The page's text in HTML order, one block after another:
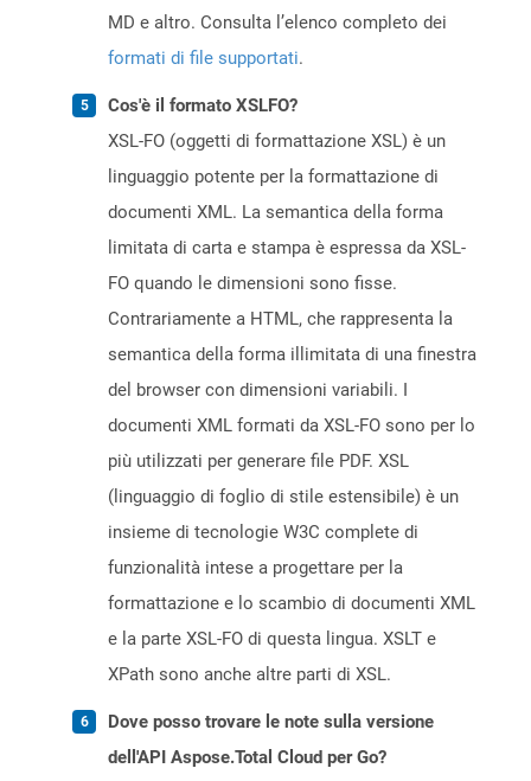
MD e altro. Consulta l’elenco completo dei
formati di file supportati.
Cos'è il formato XSLFO?
XSL-FO (oggetti di formattazione XSL) è un
linguaggio potente per la formattazione di
documenti XML. La semantica della forma
limitata di carta e stampa è espressa da XSL-
FO quando le dimensioni sono fisse.
Contrariamente a HTML, che rappresenta la
semantica della forma illimitata di una finestra
del browser con dimensioni variabili. I
documenti XML formati da XSL-FO sono per lo
più utilizzati per generare file PDF. XSL
(linguaggio di foglio di stile estensibile) è un
insieme di tecnologie W3C complete di
funzionalità intese a progettare per la
formattazione e lo scambio di documenti XML
e la parte XSL-FO di questa lingua. XSLT e
XPath sono anche altre parti di XSL.
Dove posso trovare le note sulla versione
dell'API Aspose.Total Cloud per Go?